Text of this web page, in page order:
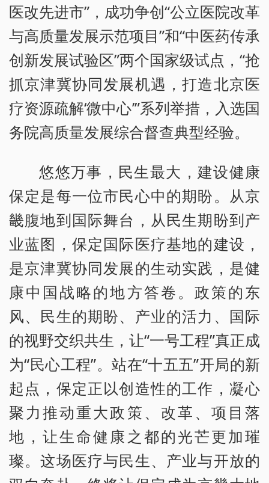
医改先进市”，成功争创“公立医院改革
与高质量发展示范项目”和“中医药传承
创新发展试验区”两个国家级试点，“抢
抓京津冀协同发展机遇，打造北京医
疗资源疏解‘微中心’”系列举措，入选国
务院高质量发展综合督查典型经验。
悠悠万事，民生最大，建设健康
保定是每一位市民心中的期盼。从京
畿腹地到国际舞台，从民生期盼到产
业蓝图，保定国际医疗基地的建设，
是京津冀协同发展的生动实践，是健
康中国战略的地方答卷。政策的东
风、民生的期盼、产业的活力、国际
的视野交织共生，让“一号工程”真正成
为“民心工程”。站在“十五五”开局的新
起点，保定正以创造性的工作，凝心
聚力推动重大政策、改革、项目落
地，让生命健康之都的光芒更加璀
璨。这场医疗与民生、产业与开放的